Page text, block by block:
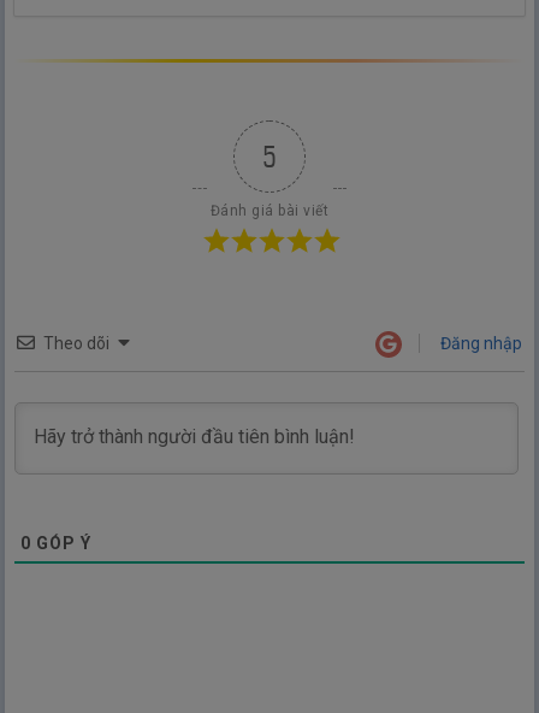
5
Đánh giá bài viết
Theo dõi Đăng nhập
0 GÓP Ý